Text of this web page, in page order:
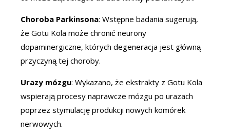
Choroba Parkinsona: Wstępne badania sugerują,
że Gotu Kola może chronić neurony
dopaminergiczne, których degeneracja jest główną
przyczyną tej choroby.
Urazy mózgu: Wykazano, że ekstrakty z Gotu Kola
wspierają procesy naprawcze mózgu po urazach
poprzez stymulację produkcji nowych komórek
nerwowych.